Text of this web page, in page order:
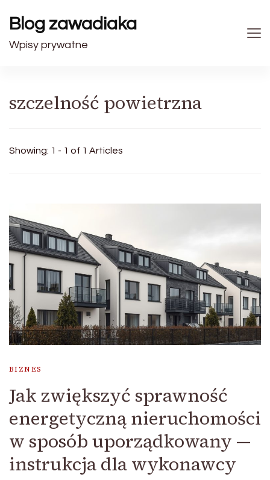
Blog zawadiaka
Wpisy prywatne
szczelność powietrzna
Showing: 1 - 1 of 1 Articles
BIZNES
Jak zwiększyć sprawność
energetyczną nieruchomości
w sposób uporządkowany —
instrukcja dla wykonawcy